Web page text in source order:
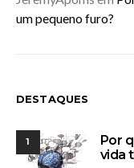
um pequeno furo?
DESTAQUES
1
Por
vida